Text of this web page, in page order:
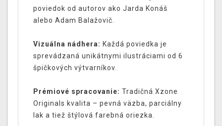
poviedok od autorov ako Jarda Konáš
alebo Adam Balažovič.
Vizuálna nádhera: Každá poviedka je
sprevádzaná unikátnymi ilustráciami od 6
špičkových výtvarníkov.
Prémiové spracovanie: Tradičná Xzone
Originals kvalita – pevná väzba, parciálny
lak a tiež štýlová farebná oriezka.